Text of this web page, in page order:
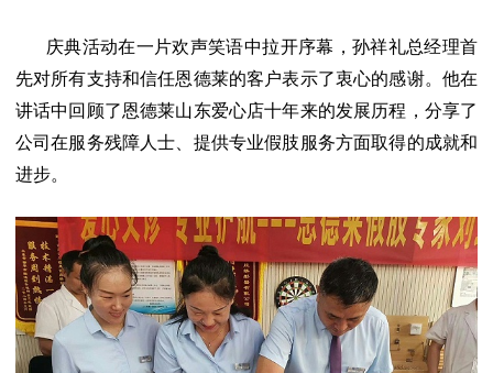
庆典活动在一片欢声笑语中拉开序幕，孙祥礼总经理首
先对所有支持和信任恩德莱的客户表示了衷心的感谢。他在
讲话中回顾了恩德莱山东爱心店十年来的发展历程，分享了
公司在服务残障人士、提供专业假肢服务方面取得的成就和
进步。